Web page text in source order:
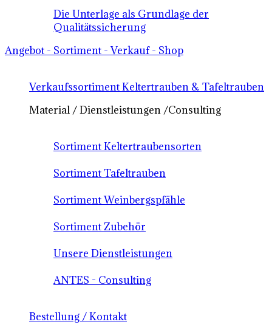
Die Unterlage als Grundlage der
Qualitätssicherung
Angebot - Sortiment - Verkauf - Shop
Verkaufssortiment Keltertrauben & Tafeltrauben
Material / Dienstleistungen /Consulting
Sortiment Keltertraubensorten
Sortiment Tafeltrauben
Sortiment Weinbergspfähle
Sortiment Zubehör
Unsere Dienstleistungen
ANTES - Consulting
Bestellung / Kontakt